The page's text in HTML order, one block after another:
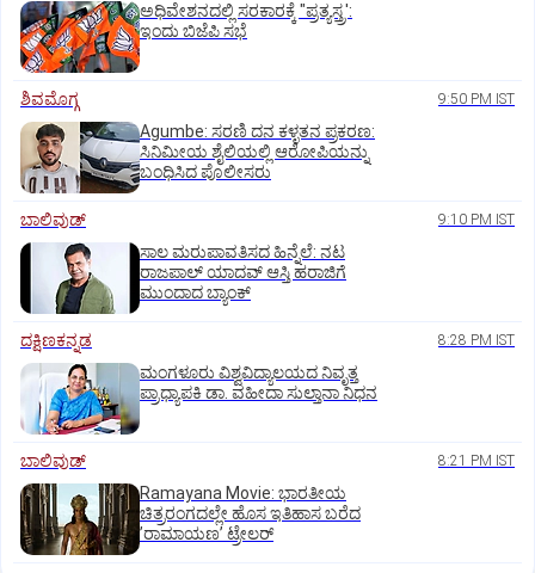
ಅಧಿವೇಶನದಲ್ಲಿ ಸರಕಾರಕ್ಕೆ "ಪ್ರತ್ಯಸ್ತ್ರ':
ಇಂದು ಬಿಜೆಪಿ ಸಭೆ
ಶಿವಮೊಗ್ಗ 9:50 PM IST
Agumbe: ಸರಣಿ ದನ ಕಳ್ಳತನ ಪ್ರಕರಣ:
ಸಿನಿಮೀಯ ಶೈಲಿಯಲ್ಲಿ ಆರೋಪಿಯನ್ನು
ಬಂಧಿಸಿದ ಪೊಲೀಸರು
ಬಾಲಿವುಡ್‌ 9:10 PM IST
ಸಾಲ ಮರುಪಾವತಿಸದ ಹಿನ್ನೆಲೆ: ನಟ
ರಾಜಪಾಲ್ ಯಾದವ್‌ ಆಸ್ತಿ ಹರಾಜಿಗೆ
ಮುಂದಾದ ಬ್ಯಾಂಕ್
ದಕ್ಷಿಣಕನ್ನಡ 8:28 PM IST
ಮಂಗಳೂರು ವಿಶ್ವವಿದ್ಯಾಲಯದ ನಿವೃತ್ತ
ಪ್ರಾಧ್ಯಾಪಕಿ ಡಾ. ವಹೀದಾ ಸುಲ್ತಾನಾ ನಿಧನ
ಬಾಲಿವುಡ್‌ 8:21 PM IST
Ramayana Movie: ಭಾರತೀಯ
ಚಿತ್ರರಂಗದಲ್ಲೇ ಹೊಸ ಇತಿಹಾಸ ಬರೆದ
ʼರಾಮಾಯಣʼ ಟ್ರೇಲರ್